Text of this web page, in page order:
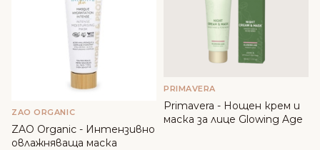
ZAO ORGANIC
ZAO Organic - Интензивно
овлажняваща маска
PRIMAVERA
Primavera - Нощен крем и
маска за лице Glowing Age